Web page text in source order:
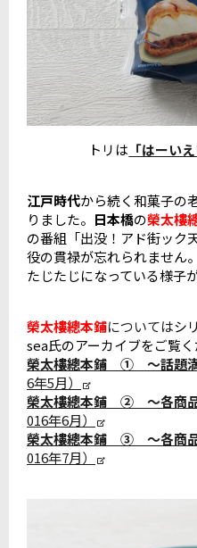
トリは 「はーい
江戸時代から続く和菓子の
りました。 日本橋の榮太樓
の番組「出没！アド街ック
役の貫禄が忘れられません
たじたじになっている様子
榮太樓總本鋪についてはシ
sea氏のアーカイブをご覧く
榮太樓總本鋪 ① ～話題満
6年5月）
榮太樓總本鋪 ② ～各商
016年6月）
榮太樓總本鋪 ③ ～各商
016年7月）